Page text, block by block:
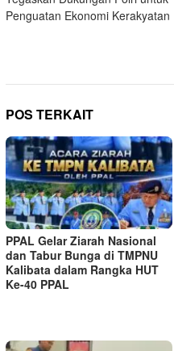
Penguatan Ekonomi Kerakyatan
POS TERKAIT
PPAL Gelar Ziarah Nasional
dan Tabur Bunga di TMPNU
Kalibata dalam Rangka HUT
Ke-40 PPAL